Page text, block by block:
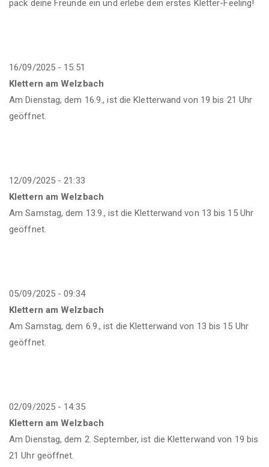
pack deine Freunde ein und erlebe dein erstes Kletter-Feeling!
16/09/2025 - 15:51
Klettern am Welzbach
Am Dienstag, dem 16.9., ist die Kletterwand von 19 bis 21 Uhr
geöffnet.
12/09/2025 - 21:33
Klettern am Welzbach
Am Samstag, dem 13.9., ist die Kletterwand von 13 bis 15 Uhr
geöffnet.
05/09/2025 - 09:34
Klettern am Welzbach
Am Samstag, dem 6.9., ist die Kletterwand von 13 bis 15 Uhr
geöffnet.
02/09/2025 - 14:35
Klettern am Welzbach
Am Dienstag, dem 2. September, ist die Kletterwand von 19 bis
21 Uhr geöffnet.